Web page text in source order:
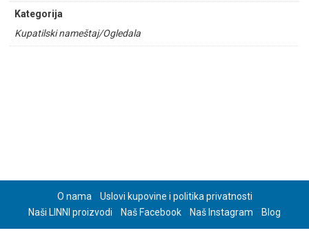
Kategorija
Kupatilski nameštaj/Ogledala
O nama
Uslovi kupovine i politika privatnosti
Naši LINNI proizvodi
Naš Facebook Naš Instagram Blog